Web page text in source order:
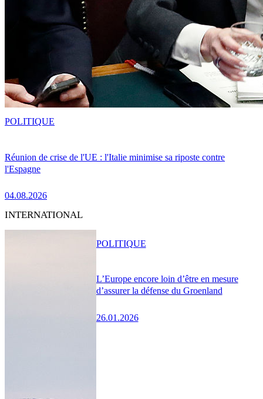
Réunion de crise de l'UE : l'Italie minimise sa riposte contre
l'Espagne
04.08.2026
POLITIQUE
INTERNATIONAL
L’Europe encore loin d’être en mesure
d’assurer la défense du Groenland
26.01.2026
POLITIQUE